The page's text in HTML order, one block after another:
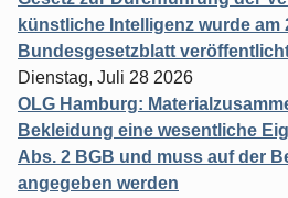
künstliche Intelligenz wurde am
Bundesgesetzblatt
Dienstag, Juli 28 2026
OLG Hamburg:
Bekleidung eine wesentliche
Abs. 2 BGB und muss auf der
angegeben werden